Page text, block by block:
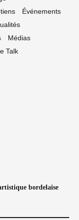
Événements
Médias
Talk
bordelaise